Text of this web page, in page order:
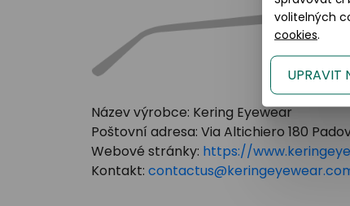
Název výrobce: Kering Eyewear
Poštovní adresa: Via Altichiero 180
Webové stránky: https://
Kontakt:
volitelných
cookies.
UPRAVIT